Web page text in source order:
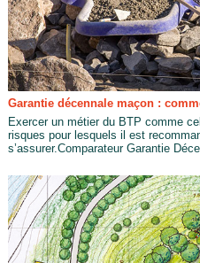
Garantie décennale maçon :
Exercer un métier du BTP comme
risques pour lesquels il est
s’assurer.Comparateur Garantie